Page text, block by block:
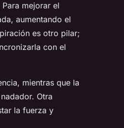
mejorar el
aumentando el
es otro pilar;
con el
mientras que la
Otra
la fuerza y